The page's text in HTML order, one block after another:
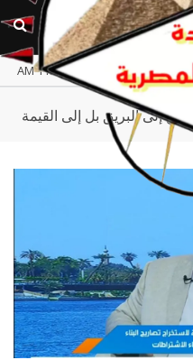
أخر تحديث 11:08:53 AM
لا تسعَ إلى البريق بل إلى القيمة